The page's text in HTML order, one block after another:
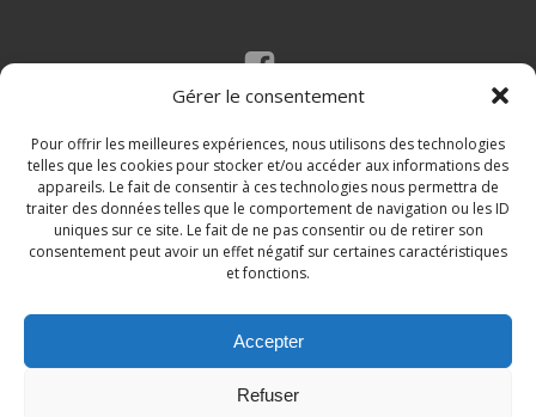
Gérer le consentement
Pour offrir les meilleures expériences, nous utilisons des technologies
telles que les cookies pour stocker et/ou accéder aux informations des
appareils. Le fait de consentir à ces technologies nous permettra de
traiter des données telles que le comportement de navigation ou les ID
uniques sur ce site. Le fait de ne pas consentir ou de retirer son
consentement peut avoir un effet négatif sur certaines caractéristiques
et fonctions.
Accepter
Refuser
© 2026 Site de la commune de Loupian. Un service
proposé parComm'un Site